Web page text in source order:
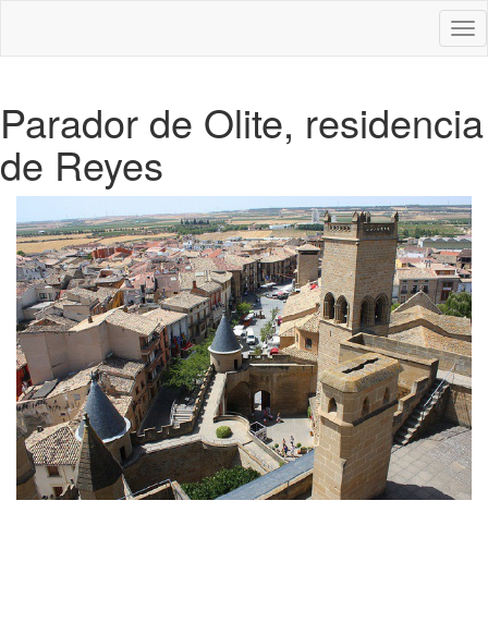
Parador de Olite, residencia
de Reyes